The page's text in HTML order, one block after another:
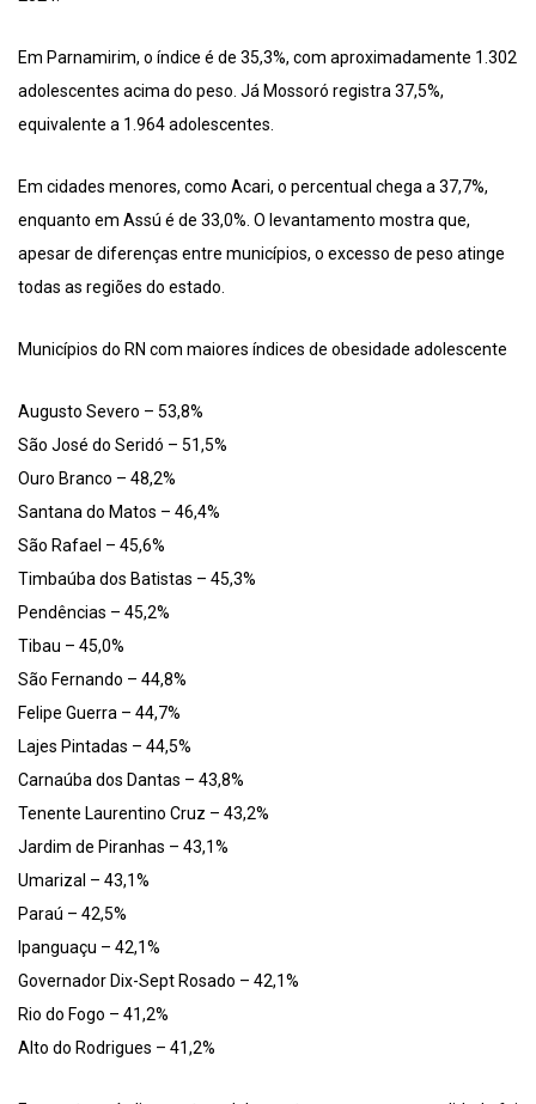
Em Parnamirim, o índice é de 35,3%, com aproximadamente 1.302
adolescentes acima do peso. Já Mossoró registra 37,5%,
equivalente a 1.964 adolescentes.
Em cidades menores, como Acari, o percentual chega a 37,7%,
enquanto em Assú é de 33,0%. O levantamento mostra que,
apesar de diferenças entre municípios, o excesso de peso atinge
todas as regiões do estado.
Municípios do RN com maiores índices de obesidade adolescente
Augusto Severo – 53,8%
São José do Seridó – 51,5%
Ouro Branco – 48,2%
Santana do Matos – 46,4%
São Rafael – 45,6%
Timbaúba dos Batistas – 45,3%
Pendências – 45,2%
Tibau – 45,0%
São Fernando – 44,8%
Felipe Guerra – 44,7%
Lajes Pintadas – 44,5%
Carnaúba dos Dantas – 43,8%
Tenente Laurentino Cruz – 43,2%
Jardim de Piranhas – 43,1%
Umarizal – 43,1%
Paraú – 42,5%
Ipanguaçu – 42,1%
Governador Dix-Sept Rosado – 42,1%
Rio do Fogo – 41,2%
Alto do Rodrigues – 41,2%